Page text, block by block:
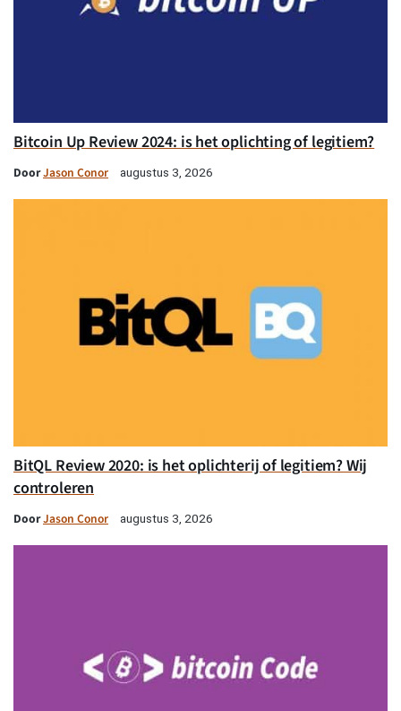
Bitcoin Up Review 2024: is het oplichting of legitiem?
DoorJason Conor augustus 3, 2026
BitQL Review 2020: is het oplichterij of legitiem? Wij
controleren
DoorJason Conor augustus 3, 2026